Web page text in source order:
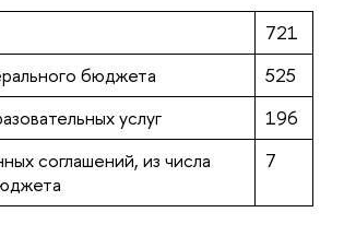
721
бюджета
525
услуг
196
соглашений, из числа
7